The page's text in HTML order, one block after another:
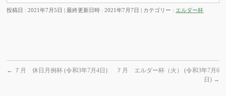
投稿日 : 2021年7月5日 最終更新日時 : 2021年7月7日 カテゴリー : エルダー杯
← ７月 休日月例杯 (令和3年7月4日)
７月 エルダー杯（火） (令和3年7月6
日) →